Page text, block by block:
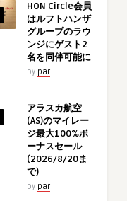
HON Circle会員
はルフトハンザ
グループのラウ
ンジにゲスト2
名を同伴可能に
by par
アラスカ航空
(AS)のマイレー
ジ最大100%ボ
ーナスセール
(2026/8/20ま
で)
by par